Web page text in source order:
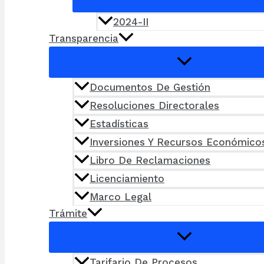
2024-II
Transparencia
Documentos De Gestión
Resoluciones Directorales
Estadísticas
Inversiones Y Recursos
Libro De Reclamaciones
Licenciamiento
Marco Legal
Trámite